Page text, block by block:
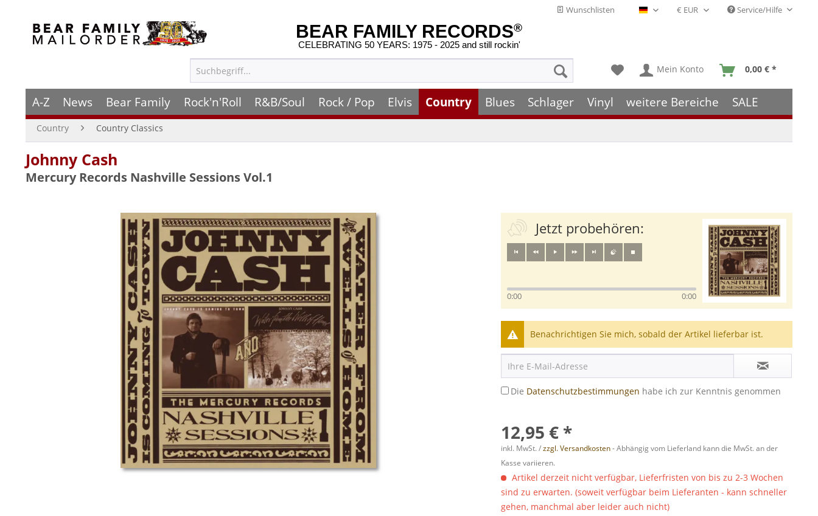
Wunschlisten Deutsch - DE Service/Hilfe
BEAR FAMILY RECORDS®
CELEBRATING 50 YEARS: 1975 - 2025 and still rockin'
Mein Konto 0,00 € *
A-Z News Bear Family Rock'n'Roll R&B/Soul Rock / Pop Elvis Country Blues Schlager Vinyl weitere Bereiche SALE
Country Country Classics
Johnny Cash
Mercury Records Nashville Sessions Vol.1
Jetzt probehören:
0:00 0:00
Benachrichtigen Sie mich, sobald der Artikel lieferbar ist.
Die Datenschutzbestimmungen habe ich zur Kenntnis genommen
12,95 € *
inkl. MwSt. /zzgl. Versandkosten- Abhängig vom Lieferland kann die MwSt. an der
Kasse variieren.
Artikel derzeit nicht verfügbar, Lieferfristen von bis zu 2-3 Wochen
sind zu erwarten. (soweit verfügbar beim Lieferanten - kann schneller
gehen, manchmal aber leider auch nicht)